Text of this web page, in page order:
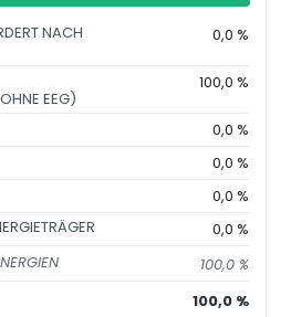
NACH
0,0 %
EEG)
100,0 %
0,0 %
0,0 %
0,0 %
0,0 %
100,0 %
100,0 %